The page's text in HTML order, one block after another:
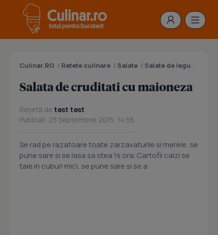
Culinar.RO / Retete culinare / Salate / Salate de legume
Salata de cruditati cu maioneza
Rețetă de test test
Publicat: 23 Septembrie 2015, 14:55
Se rad pe razatoare toate zarzavaturile si merele, se
pune sare si se lasa sa stea ½ ora. Cartofii calzi se
taie in cuburi mici, se pune sare si se a